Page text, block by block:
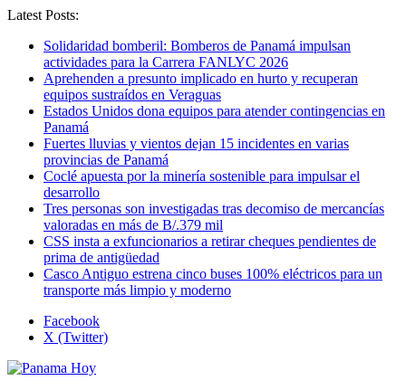
Latest Posts:
Solidaridad bomberil: Bomberos de Panamá impulsan
actividades para la Carrera FANLYC 2026
Aprehenden a presunto implicado en hurto y recuperan
equipos sustraídos en Veraguas
Estados Unidos dona equipos para atender contingencias en
Panamá
Fuertes lluvias y vientos dejan 15 incidentes en varias
provincias de Panamá
Coclé apuesta por la minería sostenible para impulsar el
desarrollo
Tres personas son investigadas tras decomiso de mercancías
valoradas en más de B/.379 mil
CSS insta a exfuncionarios a retirar cheques pendientes de
prima de antigüedad
Casco Antiguo estrena cinco buses 100% eléctricos para un
transporte más limpio y moderno
Facebook
X (Twitter)